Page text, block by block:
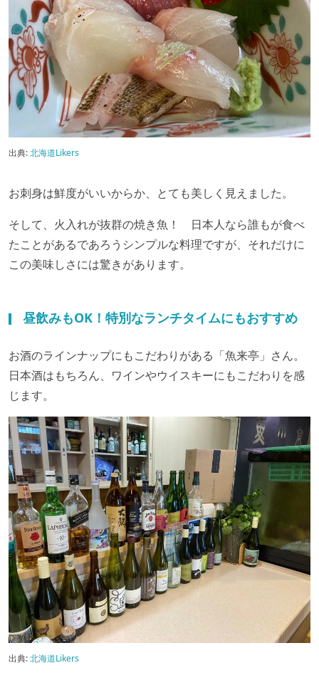
出典:北海道Likers
お刺身は鮮度がいいからか、とても美しく見えました。
そして、火入れが抜群の焼き魚！ 日本人なら誰もが食べ
たことがあるであろうシンプルな料理ですが、それだけに
この美味しさには驚きがあります。
昼飲みもOK！特別なランチタイムにもおすすめ
お酒のラインナップにもこだわりがある「魚来亭」さん。
日本酒はもちろん、ワインやウイスキーにもこだわりを感
じます。
出典:北海道Likers